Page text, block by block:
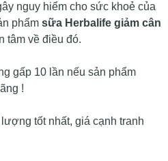
nguy hiểm cho sức khoẻ của
phẩm sữa Herbalife giảm cân
tâm về điều đó.
gấp 10 lần nếu sản phẩm
!
tốt nhất, giá cạnh tranh